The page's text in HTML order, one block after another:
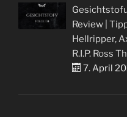
Review |
Hellripper,
R.I.P. Ross
7. April